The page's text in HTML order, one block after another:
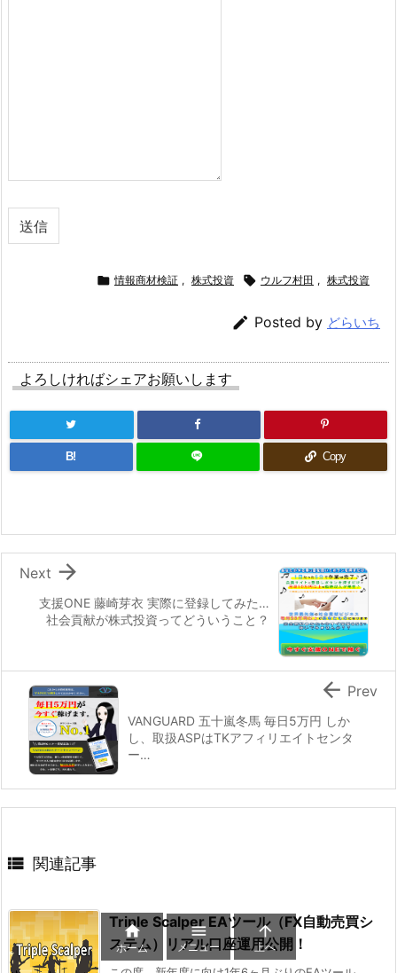
送信
 情報商材検証 , 株式投資  ウルフ村田 , 株式投資
 Posted by どらいち
よろしければシェアお願いします
B! Copy
支援ONE 藤崎芽衣 実際に登録してみた…
社会貢献が株式投資ってどういうこと？

Next
VANGUARD 五十嵐冬馬 毎日5万円 しか
し、取扱ASPはTKアフィリエイトセンタ
ー…
 Prev
 関連記事
Triple Scalper EAツール（FX自動売買シ
ステム）リアル口座運用公開！

ホーム

メニュー

上へ